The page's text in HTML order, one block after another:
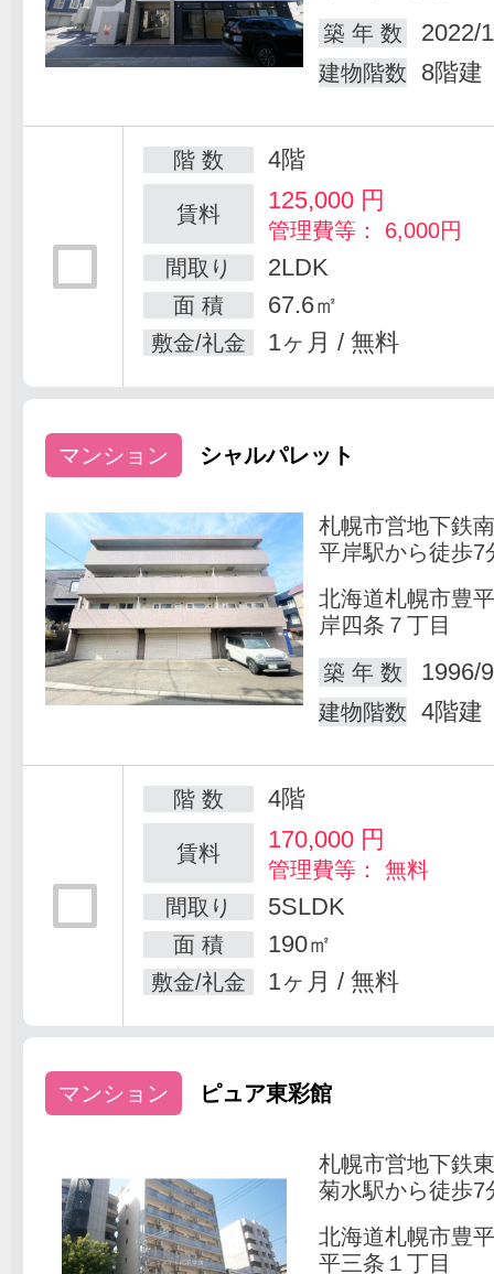
築 年 数
2022/
建物階数 8階建
階 数 4階
賃料 125,000円
管理費等： 6,000円
間取り
2LDK
面 積 67.6㎡
敷金/礼金 1ヶ月 / 無料
マンション シャルパレット
札幌市営地下鉄
平岸駅から徒歩7
北海道札幌市豊
岸四条７丁目
築 年 数
1996/
建物階数 4階建
階 数 4階
賃料 170,000円
管理費等： 無料
間取り
5SLDK
面 積 190㎡
敷金/礼金 1ヶ月 / 無料
マンション ピュア東彩館
札幌市営地下鉄
菊水駅から徒歩7
北海道札幌市豊
平三条１丁目